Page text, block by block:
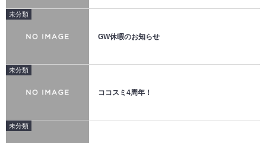
未分類
GW休暇のお知らせ
未分類
ココスミ4周年！
未分類